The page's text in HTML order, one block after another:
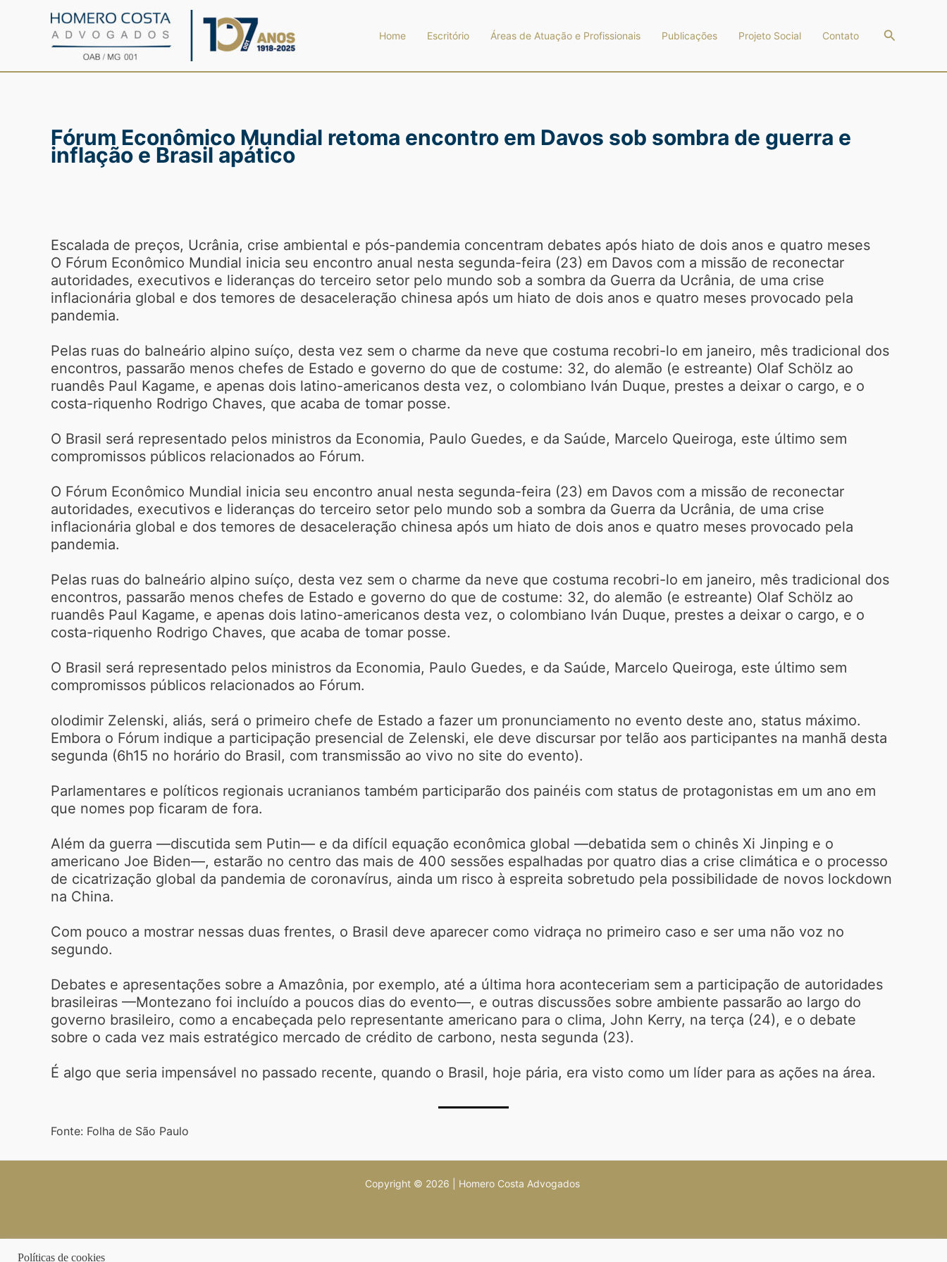
Home Escritório Áreas de Atuação e Profissionais Publicações Projeto Social Contato Pesquisar
Fórum Econômico Mundial retoma encontro em Davos sob sombra de guerra e
inflação e Brasil apático
Escalada de preços, Ucrânia, crise ambiental e pós-pandemia concentram debates após hiato de dois anos e quatro meses
O Fórum Econômico Mundial inicia seu encontro anual nesta segunda-feira (23) em Davos com a missão de reconectar
autoridades, executivos e lideranças do terceiro setor pelo mundo sob a sombra da Guerra da Ucrânia, de uma crise
inflacionária global e dos temores de desaceleração chinesa após um hiato de dois anos e quatro meses provocado pela
pandemia.
Pelas ruas do balneário alpino suíço, desta vez sem o charme da neve que costuma recobri-lo em janeiro, mês tradicional dos
encontros, passarão menos chefes de Estado e governo do que de costume: 32, do alemão (e estreante) Olaf Schölz ao
ruandês Paul Kagame, e apenas dois latino-americanos desta vez, o colombiano Iván Duque, prestes a deixar o cargo, e o
costa-riquenho Rodrigo Chaves, que acaba de tomar posse.
O Brasil será representado pelos ministros da Economia, Paulo Guedes, e da Saúde, Marcelo Queiroga, este último sem
compromissos públicos relacionados ao Fórum.
O Fórum Econômico Mundial inicia seu encontro anual nesta segunda-feira (23) em Davos com a missão de reconectar
autoridades, executivos e lideranças do terceiro setor pelo mundo sob a sombra da Guerra da Ucrânia, de uma crise
inflacionária global e dos temores de desaceleração chinesa após um hiato de dois anos e quatro meses provocado pela
pandemia.
Pelas ruas do balneário alpino suíço, desta vez sem o charme da neve que costuma recobri-lo em janeiro, mês tradicional dos
encontros, passarão menos chefes de Estado e governo do que de costume: 32, do alemão (e estreante) Olaf Schölz ao
ruandês Paul Kagame, e apenas dois latino-americanos desta vez, o colombiano Iván Duque, prestes a deixar o cargo, e o
costa-riquenho Rodrigo Chaves, que acaba de tomar posse.
O Brasil será representado pelos ministros da Economia, Paulo Guedes, e da Saúde, Marcelo Queiroga, este último sem
compromissos públicos relacionados ao Fórum.
olodimir Zelenski, aliás, será o primeiro chefe de Estado a fazer um pronunciamento no evento deste ano, status máximo.
Embora o Fórum indique a participação presencial de Zelenski, ele deve discursar por telão aos participantes na manhã desta
segunda (6h15 no horário do Brasil, com transmissão ao vivo no site do evento).
Parlamentares e políticos regionais ucranianos também participarão dos painéis com status de protagonistas em um ano em
que nomes pop ficaram de fora.
Além da guerra —discutida sem Putin— e da difícil equação econômica global —debatida sem o chinês Xi Jinping e o
americano Joe Biden—, estarão no centro das mais de 400 sessões espalhadas por quatro dias a crise climática e o processo
de cicatrização global da pandemia de coronavírus, ainda um risco à espreita sobretudo pela possibilidade de novos lockdown
na China.
Com pouco a mostrar nessas duas frentes, o Brasil deve aparecer como vidraça no primeiro caso e ser uma não voz no
segundo.
Debates e apresentações sobre a Amazônia, por exemplo, até a última hora aconteceriam sem a participação de autoridades
brasileiras —Montezano foi incluído a poucos dias do evento—, e outras discussões sobre ambiente passarão ao largo do
governo brasileiro, como a encabeçada pelo representante americano para o clima, John Kerry, na terça (24), e o debate
sobre o cada vez mais estratégico mercado de crédito de carbono, nesta segunda (23).
É algo que seria impensável no passado recente, quando o Brasil, hoje pária, era visto como um líder para as ações na área.
Fonte: Folha de São Paulo
Copyright © 2026 | Homero Costa Advogados
Políticas de cookies